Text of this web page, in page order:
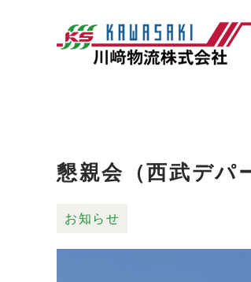
懇親会（西武デパ
お知らせ